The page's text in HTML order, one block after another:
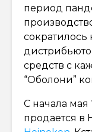
период
сократилось
средств с
“Оболони”
С начала мая
продается в